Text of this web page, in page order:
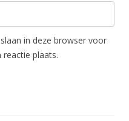
in deze browser voor
reactie plaats.